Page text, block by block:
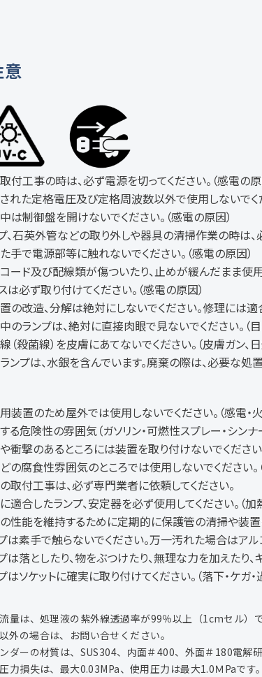
付工事の時は、必ず電源を切ってください。（感電の原
れた定格電圧及び定格周波数以外で使用しないでく
は制御盤を開けないでください。（感電の原因）
、石英外管などの取り外しや器具の清掃作業の時は、
手で電源部等に触れないでください。（感電の原因）
ード及び配線類が傷ついたり、止めが緩んだまま使用
は必ず取り付けてください。（感電の原因）
の改造、分解は絶対にしないでください。修理には
のランプは、絶対に直接肉眼で見ないでください。（
（殺菌線）を皮膚にあてないでください。（皮膚ガン、
ンプは、水銀を含んでいます。廃棄の際は、必要な処
装置のため屋外では使用しないでください。（感電・
る危険性の雰囲気（ガソリン・可燃性スプレー・シンナ
衝撃のあるところには装置を取り付けないでください
の腐食性雰囲気のところでは使用しないでください。
取付工事は、必ず専門業者に依頼してください。
適合したランプ、安定器を必ず使用してください。（加
性能を維持するために定期的に保護管の清掃や装置
は素手で触らないでください。万一汚れた場合はアル
は落としたり、物をぶつけたり、無理な力を加えたり、
はソケットに確実に取り付けてください。（落下・ケガ・
量は、処理液の紫外線透過率が99％以上（1cmセル）
外の場合は、お問い合せください。
ダーの材質は、SUS304、内面＃400、外面＃180電解研
力損失は、最大0.03MPa、使用圧力は最大1.0ＭPaです。